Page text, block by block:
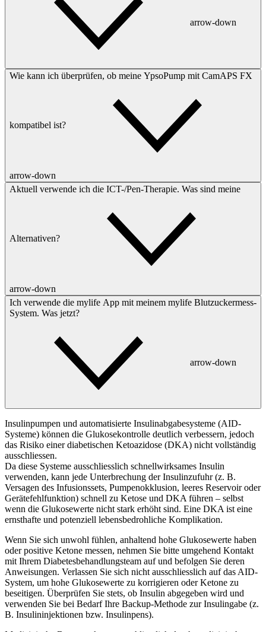
arrow-down
Wie kann ich überprüfen, ob meine YpsoPump mit CamAPS FX
kompatibel ist?
arrow-down
Aktuell verwende ich die ICT-/Pen-Therapie. Was sind meine
Alternativen?
arrow-down
Ich verwende die mylife App mit meinem mylife Blutzuckermess-
System. Was jetzt?
arrow-down
Insulinpumpen und automatisierte Insulinabgabesysteme (AID-
Systeme) können die Glukosekontrolle deutlich verbessern, jedoch
das Risiko einer diabetischen Ketoazidose (DKA) nicht vollständig
ausschliessen.
Da diese Systeme ausschliesslich schnellwirksames Insulin
verwenden, kann jede Unterbrechung der Insulinzufuhr (z. B.
Versagen des Infusionssets, Pumpenokklusion, leeres Reservoir oder
Gerätefehlfunktion) schnell zu Ketose und DKA führen – selbst
wenn die Glukosewerte nicht stark erhöht sind. Eine DKA ist eine
ernsthafte und potenziell lebensbedrohliche Komplikation.
Wenn Sie sich unwohl fühlen, anhaltend hohe Glukosewerte haben
oder positive Ketone messen, nehmen Sie bitte umgehend Kontakt
mit Ihrem Diabetesbehandlungsteam auf und befolgen Sie deren
Anweisungen. Verlassen Sie sich nicht ausschliesslich auf das AID-
System, um hohe Glukosewerte zu korrigieren oder Ketone zu
beseitigen. Überprüfen Sie stets, ob Insulin abgegeben wird und
verwenden Sie bei Bedarf Ihre Backup-Methode zur Insulingabe (z.
B. Insulininjektionen bzw. Insulinpens).